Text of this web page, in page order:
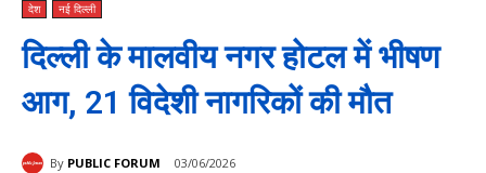
देश नई दिल्ली
दिल्ली के मालवीय नगर होटल में भीषण
आग, 21 विदेशी नागरिकों की मौत
By PUBLIC FORUM 03/06/2026